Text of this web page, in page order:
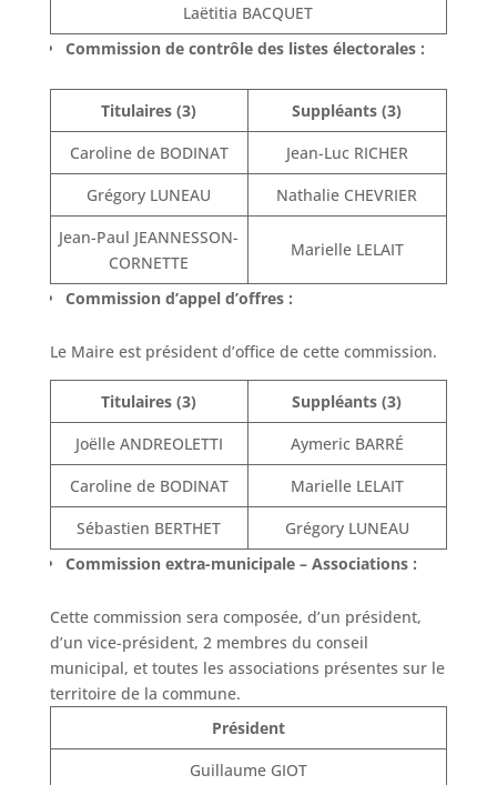
Laëtitia BACQUET
Commission de contrôle des listes électorales :
Titulaires (3)
Suppléants (3)
Caroline de BODINAT
Jean-Luc RICHER
Grégory LUNEAU
Nathalie CHEVRIER
Jean-Paul JEANNESSON-
CORNETTE
Marielle LELAIT
Commission d’appel d’offres :
Le Maire est président d’office de cette commission.
Titulaires (3)
Suppléants (3)
Joëlle ANDREOLETTI
Aymeric BARRÉ
Caroline de BODINAT
Marielle LELAIT
Sébastien BERTHET
Grégory LUNEAU
Commission extra-municipale – Associations :
Cette commission sera composée, d’un président,
d’un vice-président, 2 membres du conseil
municipal, et toutes les associations présentes sur le
territoire de la commune.
Président
Guillaume GIOT